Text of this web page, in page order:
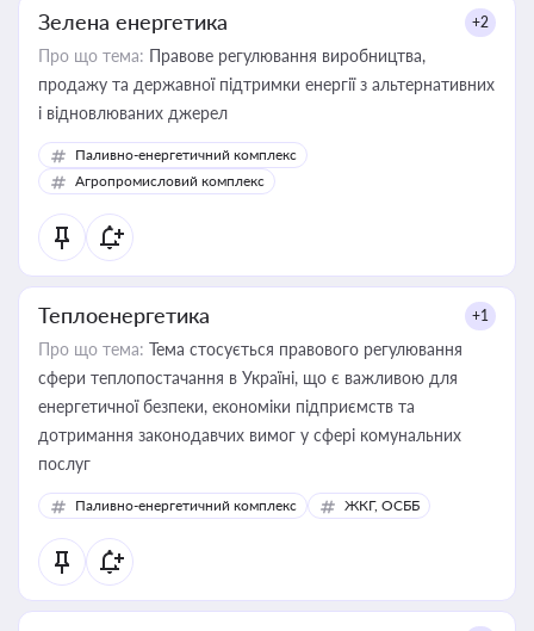
Зелена енергетика +2
Про що тема: Правове регулювання виробництва,
продажу та державної підтримки енергії з альтернативних
і відновлюваних джерел
Паливно-енергетичний комплекс
Агропромисловий комплекс
Теплоенергетика +1
Про що тема: Тема стосується правового регулювання
сфери теплопостачання в Україні, що є важливою для
енергетичної безпеки, економіки підприємств та
дотримання законодавчих вимог у сфері комунальних
послуг
Паливно-енергетичний комплекс ЖКГ, ОСББ